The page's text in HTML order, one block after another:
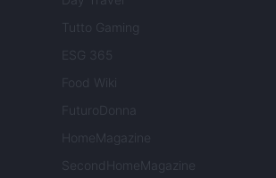
Tutto Gaming
ESG 365
Food Wiki
FuturoDonna
HomeMagazine
SecondHomeMagazine